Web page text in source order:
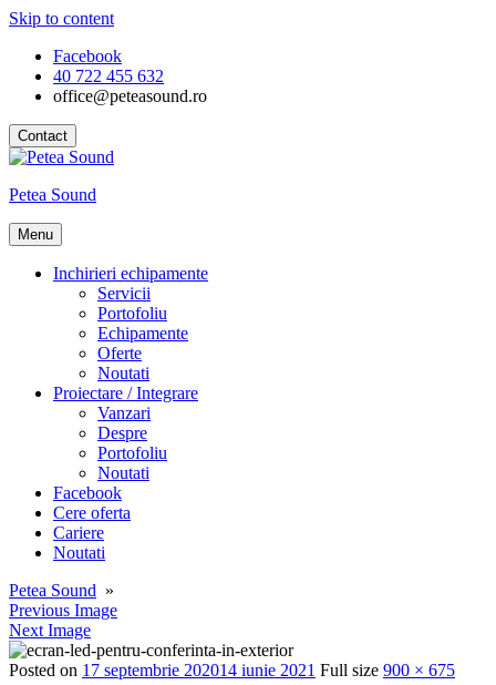
Skip to content
Facebook
40 722 455 632
office@peteasound.ro
Contact
Petea Sound
Menu
Inchirieri echipamente
Servicii
Portofoliu
Echipamente
Oferte
Noutati
Proiectare / Integrare
Vanzari
Despre
Portofoliu
Noutati
Facebook
Cere oferta
Cariere
Noutati
Petea Sound »
Previous Image
Next Image
Posted on 17 septembrie 202014 iunie 2021 Full size 900 × 675